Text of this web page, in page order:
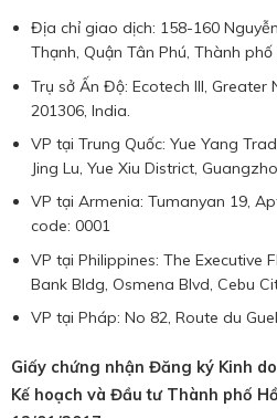
Địa chỉ giao dịch: 158-160
Thạnh, Quận Tân Phú, Thành phố
Trụ sở Ấn Độ: Ecotech III, Greater
201306, India.
VP tại Trung Quốc: Yue Yang
Jing Lu, Yue Xiu District,
VP tại Armenia: Tumanyan 19,
code: 0001
VP tại Philippines: The Executive
Bank Bldg, Osmena Blvd, Cebu
VP tại Pháp: No 82, Route du
Giấy chứng nhận Đăng ký Kinh
Kế hoạch và Đầu tư Thành phố